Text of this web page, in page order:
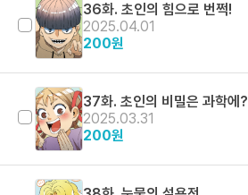
36화. 초인의 힘으로 번쩍!
2025.04.01
200원
37화. 초인의 비밀은 과학에?
2025.03.31
200원